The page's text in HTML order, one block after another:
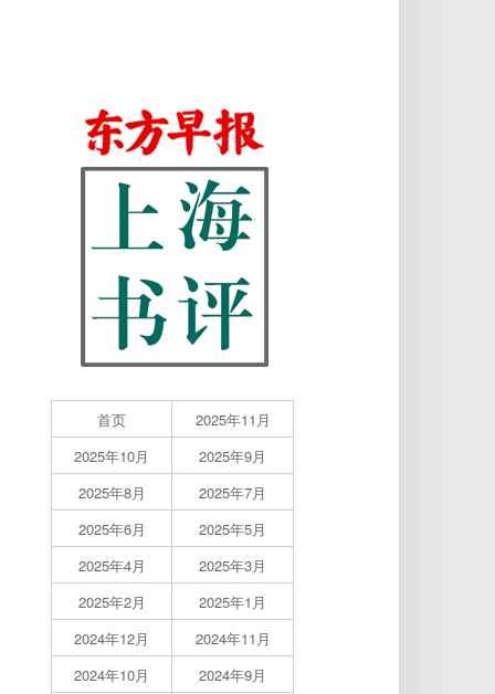
首页
2025年11月
2025年10月
2025年9月
2025年8月
2025年7月
2025年6月
2025年5月
2025年4月
2025年3月
2025年2月
2025年1月
2024年12月
2024年11月
2024年10月
2024年9月